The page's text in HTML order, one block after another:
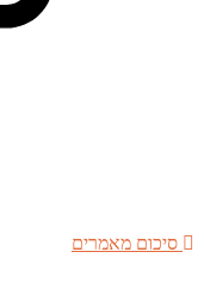
סיכום מאמרים